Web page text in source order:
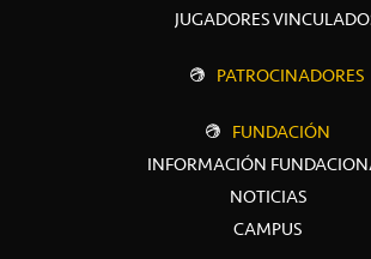
JUGADORES
PATROCINADORES
FUNDACIÓN
INFORMACIÓN
NOTICIAS
CAMPUS